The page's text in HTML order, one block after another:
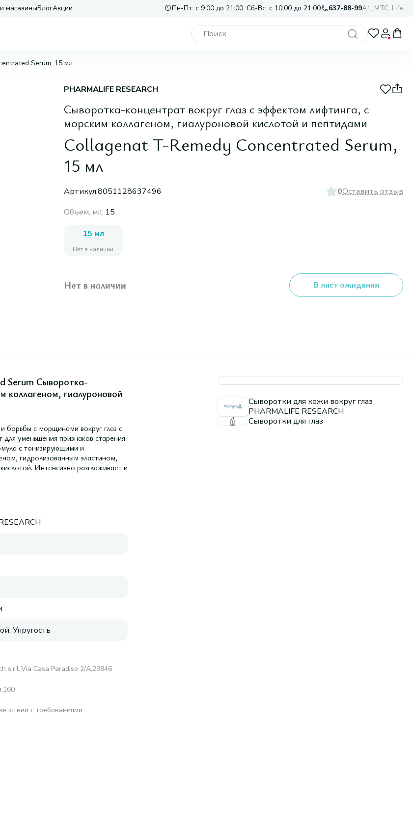
магазиныБлогАкции Пн-Пт: с 9:00 до 21:00. Сб-Вс: с 10:00 до 21:00 637-88-99A1, МТС, Life
Serum, 15 мл
PHARMALIFE RESEARCH
Сыворотка-концентрат вокруг глаз с эффектом лифтинга, с
морским коллагеном, гиалуроновой кислотой и пептидами
Collagenat T-Remedy Concentrated Serum,
15 мл
Артикул:8051128637496 0Оставить отзыв
Объем, мл: 15
15 мл
Нет в наличии
Нет в наличии В лист ожидания
Serum Сыворотка-
коллагеном, гиалуроновой
борьбы с морщинами вокруг глаз с
уменьшения признаков старения
с тонизирующими и
гидролизованным эластином,
Интенсивно разглаживает и
Упругость
s.r.l.,Via Casa Paradiso 2/A,23846
с требованиями
Сыворотки для кожи вокруг глаз
PHARMALIFE RESEARCH
Сыворотки для глаз